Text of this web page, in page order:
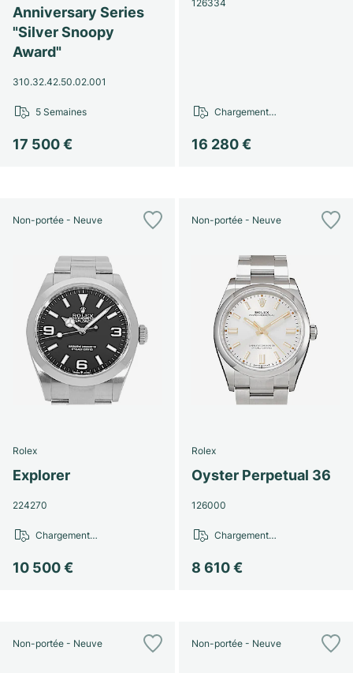
Anniversary Series
"Silver Snoopy
Award"
310.32.42.50.02.001
17 500 €
5 Semaines
126334
16 280 €
Chargement…
Non-portée - Neuve
Rolex
Explorer
224270
10 500 €
Chargement…
Non-portée - Neuve
Rolex
Oyster Perpetual 36
126000
8 610 €
Chargement…
Non-portée - Neuve Non-portée - Neuve